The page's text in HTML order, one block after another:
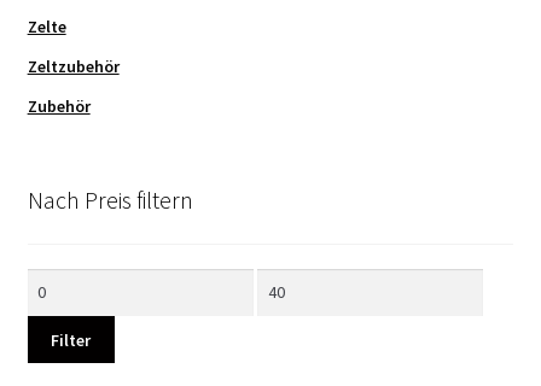
Zelte
Zeltzubehör
Zubehör
Nach Preis filtern
Filter